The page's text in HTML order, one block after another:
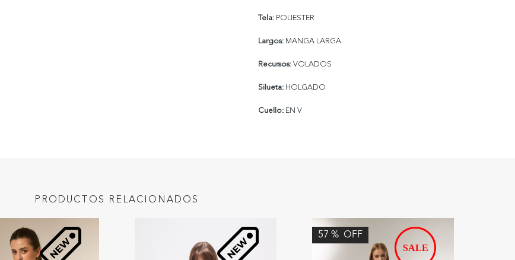
Tela: POLIESTER
Largos: MANGA LARGA
Recursos: VOLADOS
Silueta: HOLGADO
Cuello: EN V
PRODUCTOS RELACIONADOS
57 % OFF